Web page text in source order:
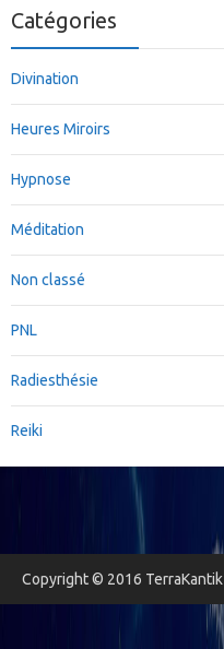
Catégories
Divination
Heures Miroirs
Hypnose
Méditation
Non classé
PNL
Radiesthésie
Reiki
Copyright © 2016 TerraKantik